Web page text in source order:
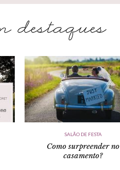
SALÃO DE FESTA
Como surpreender no
casamento?